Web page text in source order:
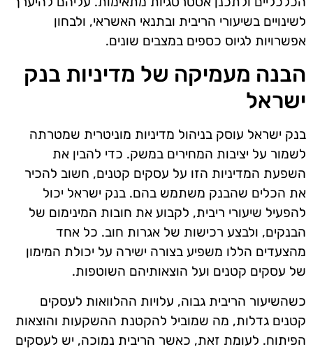
לשינויים בשיעורי הריבית ובתנאי האשראי, ולבחון
אפשרויות לגיוס כספים במצבים שונים.
הבנה מעמיקה של מדיניות בנק
ישראל
בנק ישראל עוסק בניהול מדיניות מוניטרית שמטרתה
לשמור על יציבות המחירים במשק. כדי להבין את
השפעת המדיניות הזו על עסקים קטנים, חשוב להכיר
את הכלים שהבנק משתמש בהם. בנק ישראל יכול
להפעיל שיעורי ריבית, לקבוע את חובות המינימום של
הבנקים, ולבצע רכישות של אגרות חוב. כל אחד
מהצעדים הללו משפיע בצורה ישירה על יכולת המימון
של עסקים קטנים ועל הוצאותיהם השוטפות.
כשהשיעור הריבית גבוה, עלויות ההלוואות לעסקים
קטנים גדלות, מה שמוביל להקטנת ההשקעות והוצאות
הפיתוח. לעומת זאת, כאשר הריבית נמוכה, יש לעסקים